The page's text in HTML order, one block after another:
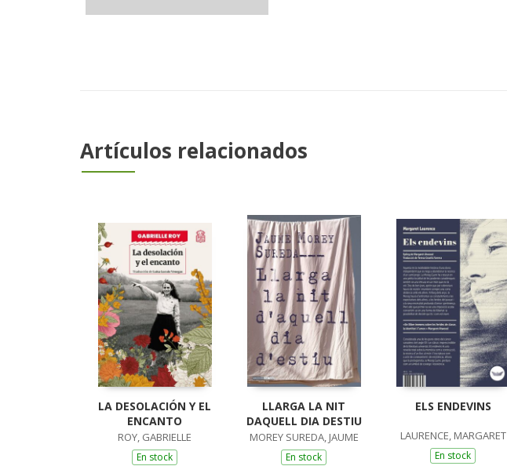
Artículos relacionados
LA DESOLACIÓN Y EL
ENCANTO
ROY, GABRIELLE
En stock
LLARGA LA NIT
DAQUELL DIA DESTIU
MOREY SUREDA, JAUME
En stock
ELS ENDEVINS
LAURENCE, MARGARET
En stock